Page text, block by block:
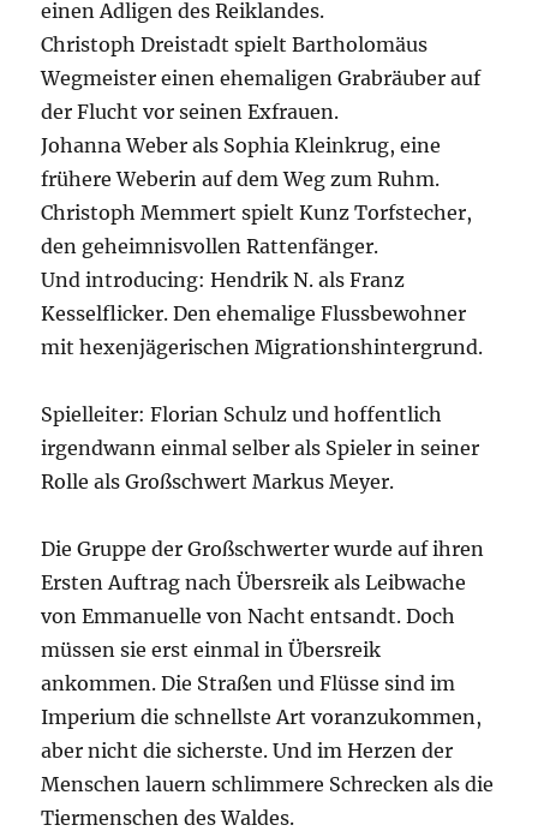
einen Adligen des Reiklandes.
Christoph Dreistadt spielt Bartholomäus
Wegmeister einen ehemaligen Grabräuber auf
der Flucht vor seinen Exfrauen.
Johanna Weber als Sophia Kleinkrug, eine
frühere Weberin auf dem Weg zum Ruhm.
Christoph Memmert spielt Kunz Torfstecher,
den geheimnisvollen Rattenfänger.
Und introducing: Hendrik N. als Franz
Kesselflicker. Den ehemalige Flussbewohner
mit hexenjägerischen Migrationshintergrund.
Spielleiter: Florian Schulz und hoffentlich
irgendwann einmal selber als Spieler in seiner
Rolle als Großschwert Markus Meyer.
Die Gruppe der Großschwerter wurde auf ihren
Ersten Auftrag nach Übersreik als Leibwache
von Emmanuelle von Nacht entsandt. Doch
müssen sie erst einmal in Übersreik
ankommen. Die Straßen und Flüsse sind im
Imperium die schnellste Art voranzukommen,
aber nicht die sicherste. Und im Herzen der
Menschen lauern schlimmere Schrecken als die
Tiermenschen des Waldes.